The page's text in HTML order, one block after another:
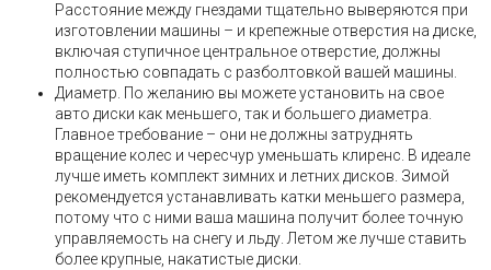
Расстояние между гнездами тщательно выверяются при
изготовлении машины – и крепежные отверстия на диске,
включая ступичное центральное отверстие, должны
полностью совпадать с разболтовкой вашей машины.
Диаметр. По желанию вы можете установить на свое
авто диски как меньшего, так и большего диаметра.
Главное требование – они не должны затруднять
вращение колес и чересчур уменьшать клиренс. В идеале
лучше иметь комплект зимних и летних дисков. Зимой
рекомендуется устанавливать катки меньшего размера,
потому что с ними ваша машина получит более точную
управляемость на снегу и льду. Летом же лучше ставить
более крупные, накатистые диски.